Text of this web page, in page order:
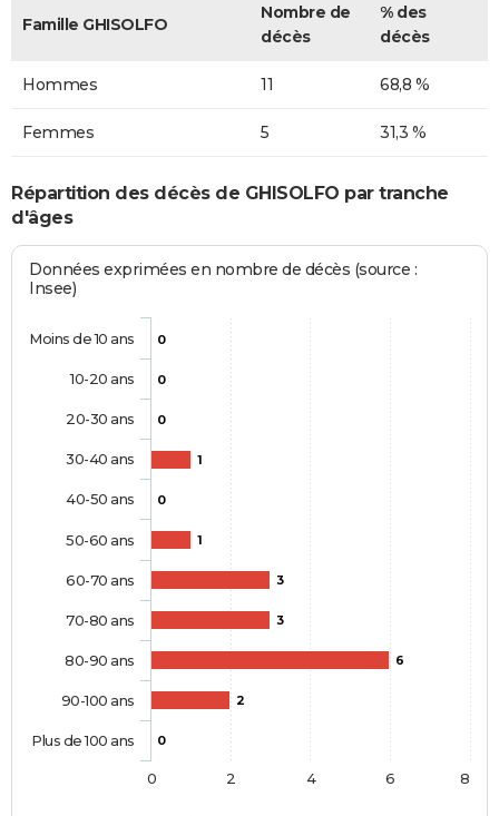
Famille GHISOLFO
Nombre de
décès
% des
décès
Hommes 11 68,8 %
Femmes 5 31,3 %
Répartition des décès de GHISOLFO par tranche
d'âges
Données exprimées en nombre de décès (source :
Insee)
0
0
0
1
0
1
3
3
6
2
0
Moins de 10 ans
10-20 ans
20-30 ans
30-40 ans
40-50 ans
50-60 ans
60-70 ans
70-80 ans
80-90 ans
90-100 ans
Plus de 100 ans
0 2 4 6 8